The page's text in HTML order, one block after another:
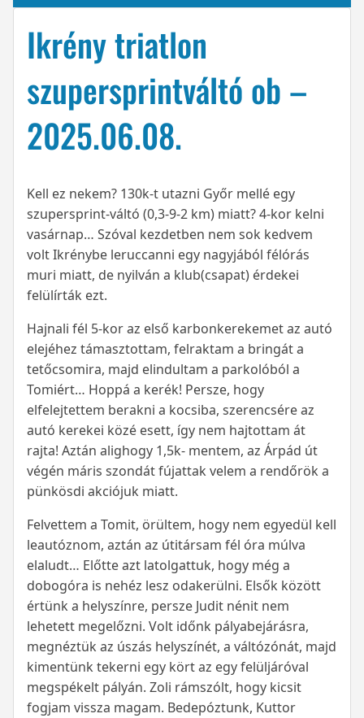
Ikrény triatlon
szupersprintváltó ob –
2025.06.08.
Kell ez nekem? 130k-t utazni Győr mellé egy
szupersprint-váltó (0,3-9-2 km) miatt? 4-kor kelni
vasárnap… Szóval kezdetben nem sok kedvem
volt Ikrénybe leruccanni egy nagyjából félórás
muri miatt, de nyilván a klub(csapat) érdekei
felülírták ezt.
Hajnali fél 5-kor az első karbonkerekemet az autó
elejéhez támasztottam, felraktam a bringát a
tetőcsomira, majd elindultam a parkolóból a
Tomiért… Hoppá a kerék! Persze, hogy
elfelejtettem berakni a kocsiba, szerencsére az
autó kerekei közé esett, így nem hajtottam át
rajta! Aztán alighogy 1,5k- mentem, az Árpád út
végén máris szondát fújattak velem a rendőrök a
pünkösdi akciójuk miatt.
Felvettem a Tomit, örültem, hogy nem egyedül kell
leautóznom, aztán az útitársam fél óra múlva
elaludt… Előtte azt latolgattuk, hogy még a
dobogóra is nehéz lesz odakerülni. Elsők között
értünk a helyszínre, persze Judit nénit nem
lehetett megelőzni. Volt időnk pályabejárásra,
megnéztük az úszás helyszínét, a váltózónát, majd
kimentünk tekerni egy kört az egy felüljáróval
megspékelt pályán. Zoli rámszólt, hogy kicsit
fogjam vissza magam. Bedepóztunk, Kuttor